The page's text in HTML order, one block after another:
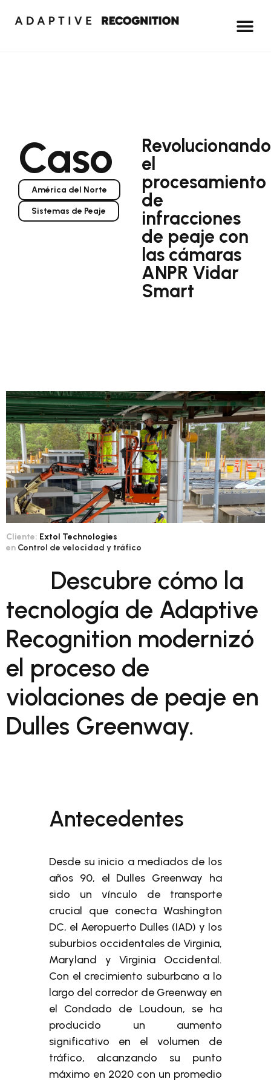
Caso
América del Norte
Sistemas de Peaje
Revolucionando
el
procesamiento
de
infracciones
de peaje con
las cámaras
ANPR Vidar
Smart
Cliente: Extol Technologies
en Control de velocidad y tráfico
Descubre cómo la
tecnología de Adaptive
Recognition modernizó
el proceso de
violaciones de peaje en
Dulles Greenway.
Antecedentes
Desde su inicio a mediados de los
años 90, el Dulles Greenway ha
sido un vínculo de transporte
crucial que conecta Washington
DC, el Aeropuerto Dulles (IAD) y los
suburbios occidentales de Virginia,
Maryland y Virginia Occidental.
Con el crecimiento suburbano a lo
largo del corredor de Greenway en
el Condado de Loudoun, se ha
producido un aumento
significativo en el volumen de
tráfico, alcanzando su punto
máximo en 2020 con un promedio